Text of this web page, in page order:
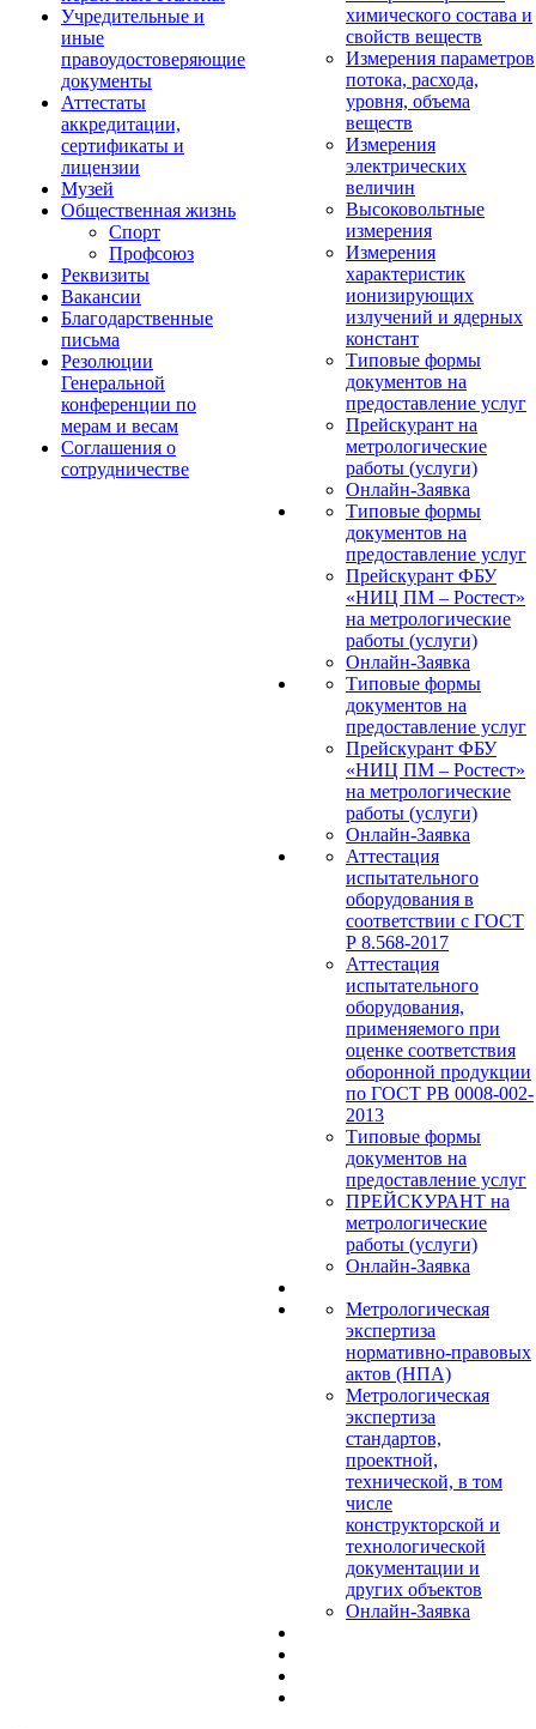
Учредительные и
иные
правоудостоверяющие
документы
Аттестаты
аккредитации,
сертификаты и
лицензии
Музей
Общественная жизнь
Спорт
Профсоюз
Реквизиты
Вакансии
Благодарственные
письма
Резолюции
Генеральной
конференции по
мерам и весам
Соглашения о
сотрудничестве
химического состава и
свойств веществ
Измерения параметров
потока, расхода,
уровня, объема
веществ
Измерения
электрических
величин
Высоковольтные
измерения
Измерения
характеристик
ионизирующих
излучений и ядерных
констант
Типовые формы
документов на
предоставление услуг
Прейскурант на
метрологические
работы (услуги)
Онлайн-Заявка
Типовые формы
документов на
предоставление услуг
Прейскурант ФБУ
«НИЦ ПМ – Ростест»
на метрологические
работы (услуги)
Онлайн-Заявка
Типовые формы
документов на
предоставление услуг
Прейскурант ФБУ
«НИЦ ПМ – Ростест»
на метрологические
работы (услуги)
Онлайн-Заявка
Аттестация
испытательного
оборудования в
соответствии с ГОСТ
Р 8.568-2017
Аттестация
испытательного
оборудования,
применяемого при
оценке соответствия
оборонной продукции
по ГОСТ РВ 0008-002-
2013
Типовые формы
документов на
предоставление услуг
ПРЕЙСКУРАНТ на
метрологические
работы (услуги)
Онлайн-Заявка
Метрологическая
экспертиза
нормативно-правовых
актов (НПА)
Метрологическая
экспертиза
стандартов,
проектной,
технической, в том
числе
конструкторской и
технологической
документации и
других объектов
Онлайн-Заявка